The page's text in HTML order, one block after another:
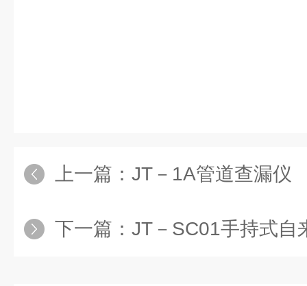
上一篇： JT－1A管道查漏仪
下一篇： JT－SC01手持式自